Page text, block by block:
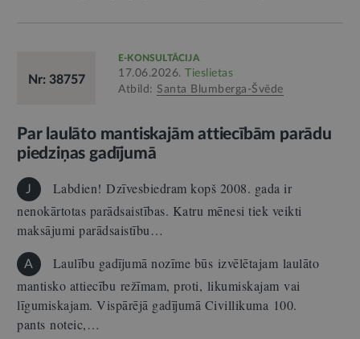
Nr: 38757
E-KONSULTĀCIJA
17.06.2026.
Tieslietas
Atbild: Santa Blumberga-Švēde
Par laulāto mantiskajām attiecībām parādu
piedziņas gadījumā
J
Labdien! Dzīvesbiedram kopš 2008. gada ir
nenokārtotas parādsaistības. Katru mēnesi tiek veikti
maksājumi parādsaistību…
A
Laulību gadījumā nozīme būs izvēlētajam laulāto
mantisko attiecību režīmam, proti, likumiskajam vai
līgumiskajam. Vispārējā gadījumā Civillikuma 100.
pants noteic,…